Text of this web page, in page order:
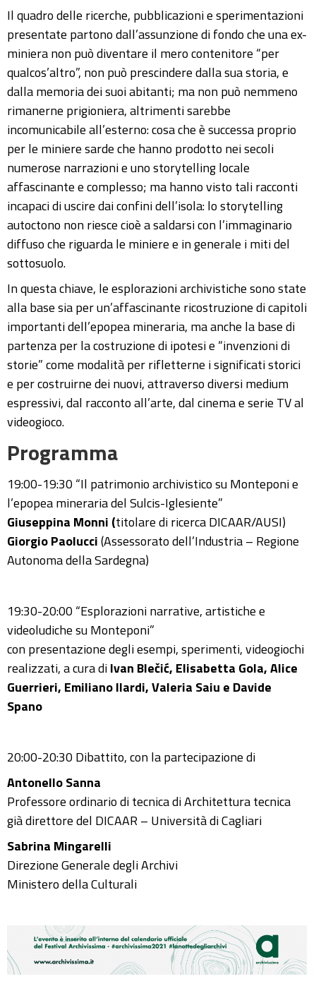
Il quadro delle ricerche, pubblicazioni e sperimentazioni
presentate partono dall’assunzione di fondo che una ex-
miniera non può diventare il mero contenitore “per
qualcos’altro”, non può prescindere dalla sua storia, e
dalla memoria dei suoi abitanti; ma non può nemmeno
rimanerne prigioniera, altrimenti sarebbe
incomunicabile all’esterno: cosa che è successa proprio
per le miniere sarde che hanno prodotto nei secoli
numerose narrazioni e uno storytelling locale
affascinante e complesso; ma hanno visto tali racconti
incapaci di uscire dai confini dell’isola: lo storytelling
autoctono non riesce cioè a saldarsi con l’immaginario
diffuso che riguarda le miniere e in generale i miti del
sottosuolo.
In questa chiave, le esplorazioni archivistiche sono state
alla base sia per un’affascinante ricostruzione di capitoli
importanti dell’epopea mineraria, ma anche la base di
partenza per la costruzione di ipotesi e “invenzioni di
storie” come modalità per rifletterne i significati storici
e per costruirne dei nuovi, attraverso diversi medium
espressivi, dal racconto all’arte, dal cinema e serie TV al
videogioco.
Programma
19:00-19:30 “Il patrimonio archivistico su Monteponi e
l’epopea mineraria del Sulcis-Iglesiente”
Giuseppina Monni (titolare di ricerca DICAAR/AUSI)
Giorgio Paolucci(Assessorato dell’Industria – Regione
Autonoma della Sardegna)
19:30-20:00 “Esplorazioni narrative, artistiche e
videoludiche su Monteponi”
con presentazione degli esempi, sperimenti, videogiochi
realizzati, a cura diIvan Blečić, Elisabetta Gola, Alice
Guerrieri, Emiliano Ilardi, Valeria Saiu e Davide
Spano
20:00-20:30 Dibattito, con la partecipazione di
Antonello Sanna
Professore ordinario di tecnica di Architettura tecnica
già direttore del DICAAR – Università di Cagliari
Sabrina Mingarelli
Direzione Generale degli Archivi
Ministero della Culturali